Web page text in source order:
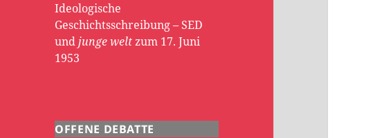
Ideologische
Geschichtsschreibung – SED
undjunge weltzum 17. Juni
1953
OFFENE DEBATTE